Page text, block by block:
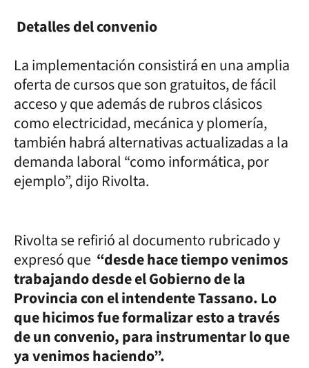
Detalles del convenio
La implementación consistirá en una amplia
oferta de cursos que son gratuitos, de fácil
acceso y que además de rubros clásicos
como electricidad, mecánica y plomería,
también habrá alternativas actualizadas a la
demanda laboral “como informática, por
ejemplo”, dijo Rivolta.
Rivolta se refirió al documento rubricado y
expresó que “desde hace tiempo venimos
trabajando desde el Gobierno de la
Provincia con el intendente Tassano. Lo
que hicimos fue formalizar esto a través
de un convenio, para instrumentar lo que
ya venimos haciendo”.